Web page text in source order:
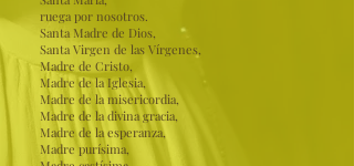
ruega por nosotros.
Santa Madre de Dios,
Santa Virgen de las Vírgenes,
Madre de Cristo,
Madre de la Iglesia,
Madre de la misericordia,
Madre de la divina gracia,
Madre de la esperanza,
Madre purísima,